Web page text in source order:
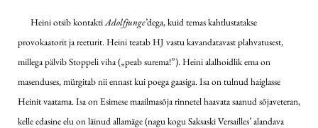
Heini otsib kontaktiAdolfjunge’­dega, kuid temas kahtlustatakse
provokaatorit ja reeturit. Heini teatab HJ vastu kavandatavast plahvatusest,
millega pälvib Stoppeli viha („peab surema!”). Heini alalhoidlik ema on
masenduses, mürgitab nii ennast kui poega gaasiga. Isa on tulnud haiglasse
Heinit vaatama. Isa on Esimese maailmasõja rinnetel haavata saanud sõjaveteran,
kelle edasine elu on läinud allamäge (nagu kogu Saksaski Versailles’ alandava